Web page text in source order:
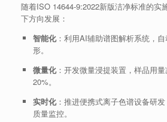
随着ISO 14644-9:2022新版洁净标准的实
下方向发展：
智能化：利用AI辅助谱图解析系统，
形。
微量化：开发微量浸提装置，样品用
20%。
实时化：推进便携式离子色谱设备研
质量监控。